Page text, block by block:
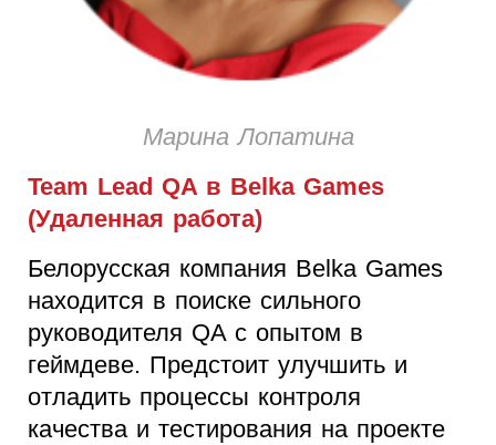
Марина Лопатина
Team Lead QA в Belka Games
(Удаленная работа)
Белорусская компания Belka Games
находится в поиске сильного
руководителя QA с опытом в
геймдеве. Предстоит улучшить и
отладить процессы контроля
качества и тестирования на проекте